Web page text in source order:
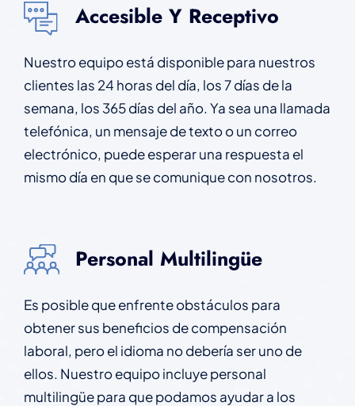
Accesible Y Receptivo
Nuestro equipo está disponible para nuestros
clientes las 24 horas del día, los 7 días de la
semana, los 365 días del año. Ya sea una llamada
telefónica, un mensaje de texto o un correo
electrónico, puede esperar una respuesta el
mismo día en que se comunique con nosotros.
Personal Multilingüe
Es posible que enfrente obstáculos para
obtener sus beneficios de compensación
laboral, pero el idioma no debería ser uno de
ellos. Nuestro equipo incluye personal
multilingüe para que podamos ayudar a los